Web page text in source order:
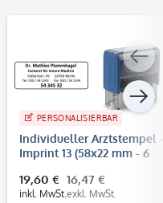
PERSONALISIERBAR
Individueller Arztstempel -
Imprint 13 (58x22 mm - 6
19,60 €
inkl. MwSt.
16,47 €
exkl. MwSt.